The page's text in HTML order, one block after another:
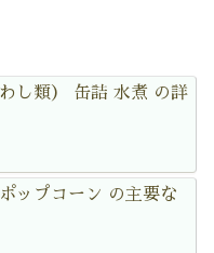
し類） 缶詰 水煮 の詳
ップコーン の主要な